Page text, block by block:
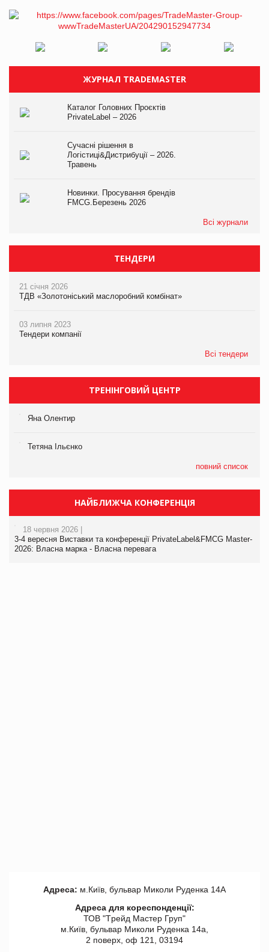
ЖУРНАЛ TRADEMASTER
Каталог Головних Проєктів
PrivateLabel – 2026
Сучасні рішення в
Логістиці&Дистрибуції – 2026.
Травень
Новинки. Просування брендів
FMCG.Березень 2026
Всі журнали
ТЕНДЕРИ
21 січня 2026
ТДВ «Золотоніський маслоробний комбінат»
03 липня 2023
Тендери компанії
Всі тендери
ТРЕНІНГОВИЙ ЦЕНТР
Яна Олентир
Тетяна Ільєнко
повний список
НАЙБЛИЖЧА КОНФЕРЕНЦІЯ
18 червня 2026 |
3-4 вересня Виставки та конференції PrivateLabel&FMCG Master-
2026: Власна марка - Власна перевага
Адреса: м.Київ, бульвар Миколи Руденка 14А
Адреса для кореспонденції:
ТОВ "Tрейд Мастер Груп"
м.Київ, бульвар Миколи Руденка 14а,
2 поверх, оф 121, 03194